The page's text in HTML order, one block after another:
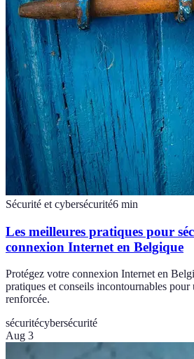
Sécurité et cybersécurité6 min
Les meilleures pratiques pour
connexion Internet en Belgique
Protégez votre connexion Internet en
pratiques et conseils incontournables pour
renforcée.
sécuritécybersécurité
Aug 3